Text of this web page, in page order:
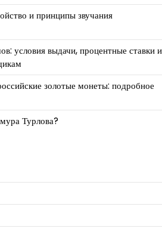
и принципы звучания
условия выдачи, процентные ставки и
золотые монеты: подробное
Турлова?